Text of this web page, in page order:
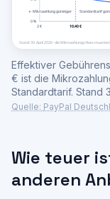
Effektiver
€ ist die
Standardtarif. Stand
Quelle: PayPal
Wie teuer
anderen